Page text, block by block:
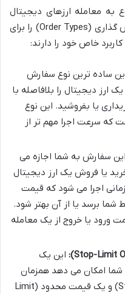
معامله ارزهای دیجیتال
کنید. بایننس انواع مختلفی از سفارش گذاری (Order Types) را برای
خاص خود را دارند:
ساده ترین نوع سفارش
دیجیتال را بلافاصله با
یا بفروشید. این نوع
که سرعت اجرا مهم تر از
این سفارش به شما اجازه می
یا فروش یک ارز دیجیتال
اجرا می شود که قیمت
برسد یا از آن بهتر شود.
ورود یا خروج از یک معامله
این یک
امکان می دهد همزمان
یک قیمت حد توقف (Stop Price) و یک قیمت محدود (Limit